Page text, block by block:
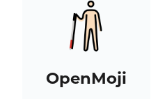
OpenMoji